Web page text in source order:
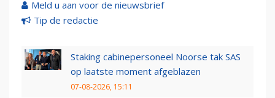
Meld u aan voor de nieuwsbrief
Tip de redactie
Staking cabinepersoneel Noorse tak SAS
op laatste moment afgeblazen
07-08-2026, 15:11